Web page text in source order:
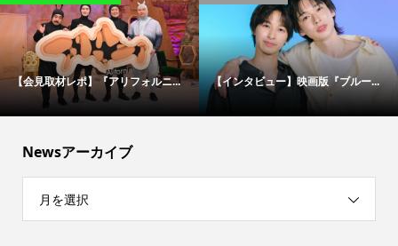
【会見取材レポ】『アリフォルニ... 【インタビュー】映画版『ブルー...
Newsアーカイブ
月を選択